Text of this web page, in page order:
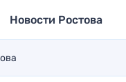
Новости Ростова